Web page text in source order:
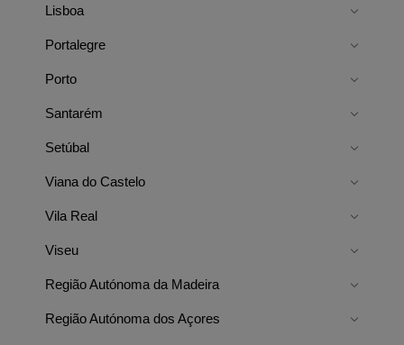
Lisboa
Portalegre
Porto
Santarém
Setúbal
Viana do Castelo
Vila Real
Viseu
Região Autónoma da Madeira
Região Autónoma dos Açores